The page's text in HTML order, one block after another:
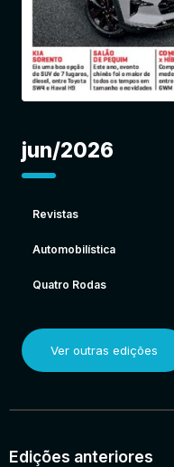
jun/2026
Revistas
Automobilística
Quatro Rodas
Ver outras edições
Edições anteriores